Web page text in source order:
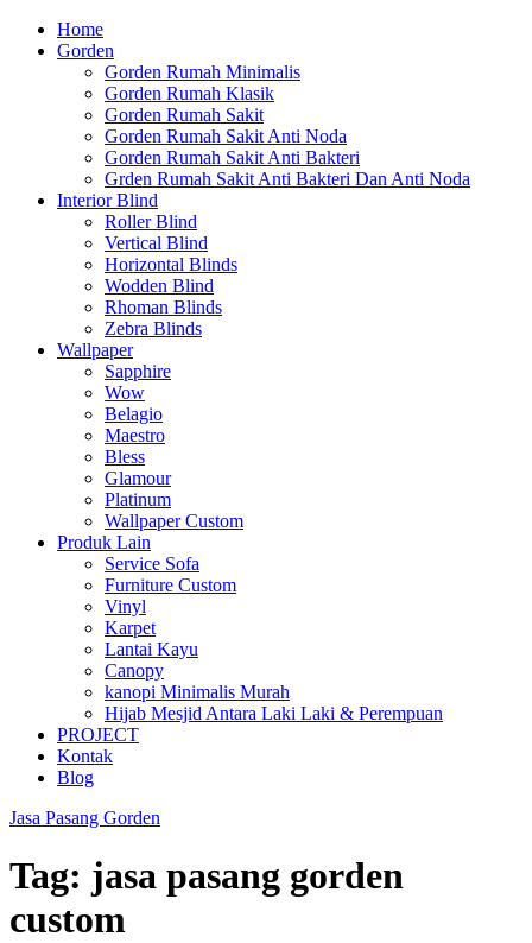
Home
Gorden
Gorden Rumah Minimalis
Gorden Rumah Klasik
Gorden Rumah Sakit
Gorden Rumah Sakit Anti Noda
Gorden Rumah Sakit Anti Bakteri
Grden Rumah Sakit Anti Bakteri Dan Anti Noda
Interior Blind
Roller Blind
Vertical Blind
Horizontal Blinds
Wodden Blind
Rhoman Blinds
Zebra Blinds
Wallpaper
Sapphire
Wow
Belagio
Maestro
Bless
Glamour
Platinum
Wallpaper Custom
Produk Lain
Service Sofa
Furniture Custom
Vinyl
Karpet
Lantai Kayu
Canopy
kanopi Minimalis Murah
Hijab Mesjid Antara Laki Laki & Perempuan
PROJECT
Kontak
Blog
Jasa Pasang Gorden
Tag: jasa pasang gorden
custom